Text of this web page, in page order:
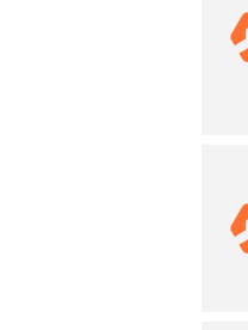
Digitale Zeitschaltuhr